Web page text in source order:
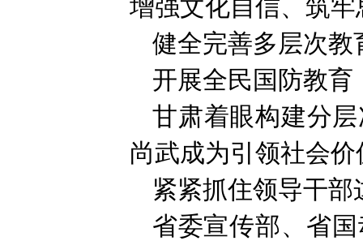
增强文化自信、筑
健全完善多层次教
开展全民国防教育
甘肃着眼构建分
尚武成为引领社会
紧紧抓住领导干部
省委宣传部、省